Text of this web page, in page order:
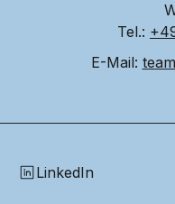
Tel.:
E-Mail:
LinkedIn